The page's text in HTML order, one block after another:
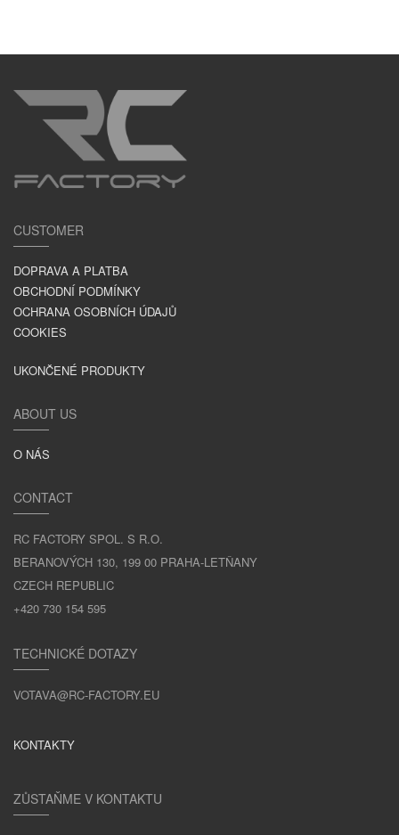
CUSTOMER
DOPRAVA A PLATBA
OBCHODNÍ PODMÍNKY
OCHRANA OSOBNÍCH ÚDAJŮ
COOKIES
UKONČENÉ PRODUKTY
ABOUT US
O NÁS
CONTACT
RC FACTORY SPOL. S R.O.
BERANOVÝCH 130, 199 00 PRAHA-LETŇANY
CZECH REPUBLIC
+420 730 154 595
TECHNICKÉ DOTAZY
VOTAVA@RC-FACTORY.EU
KONTAKTY
ZŮSTAŇME V KONTAKTU